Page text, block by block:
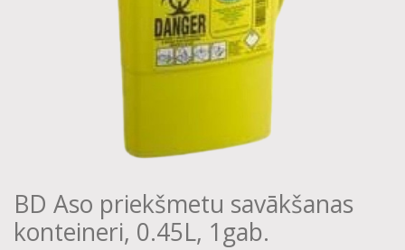
BD Aso priekšmetu savākšanas
konteineri, 0.45L, 1gab.